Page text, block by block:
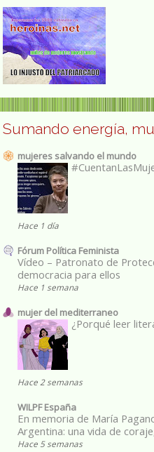
Sumando energía,
mujeres salvando el mundo
Hace 1 día
Fórum Política Feminista
Vídeo – Patronato de
democracia para ellos
Hace 1 semana
mujer del mediterraneo
¿Porqué leer
Hace 2 semanas
WILPF España
En memoria de María
Argentina: una vida de
Hace 5 semanas